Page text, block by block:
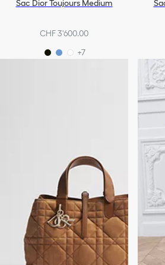
Sac Dior Toujours Medium
CHF 3'600.00
+7